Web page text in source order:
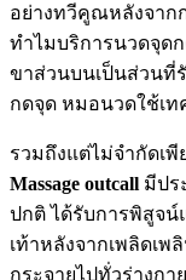
อย่างทวีคูณหลังจากก
ทำไมบริการนวดจุด
ขาส่วนบนเป็นส่วนที่
กดจุด หมอนวดใช้เ
รวมถึงแต่ไม่จำกัดเพี
Massage outcall มีปร
ปกติ ได้รับการพิสูจน์
เท้าหลังจากเพลิดเ
กระจายไปทั่วร่างก